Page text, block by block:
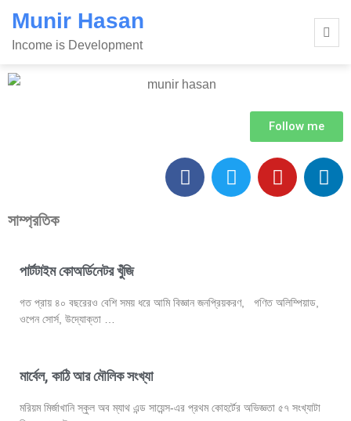
Munir Hasan
Income is Development
Follow me
সাম্প্রতিক
পার্টটাইম কোঅর্ডিনেটর খুঁজি
গত প্রায় ৪০ বছরেরও বেশি সময় ধরে আমি বিজ্ঞান জনপ্রিয়করণ, গণিত অলিম্পিয়াড,
ওপেন সোর্স, উদ্যোক্তা …
মার্বেল, কাঠি আর মৌলিক সংখ্যা
মরিয়ম মির্জাখানি স্কুল অব ম্যাথ এন্ড সায়েন্স-এর প্রথম কোহর্টের অভিজ্ঞতা ৫৭ সংখ্যাটা